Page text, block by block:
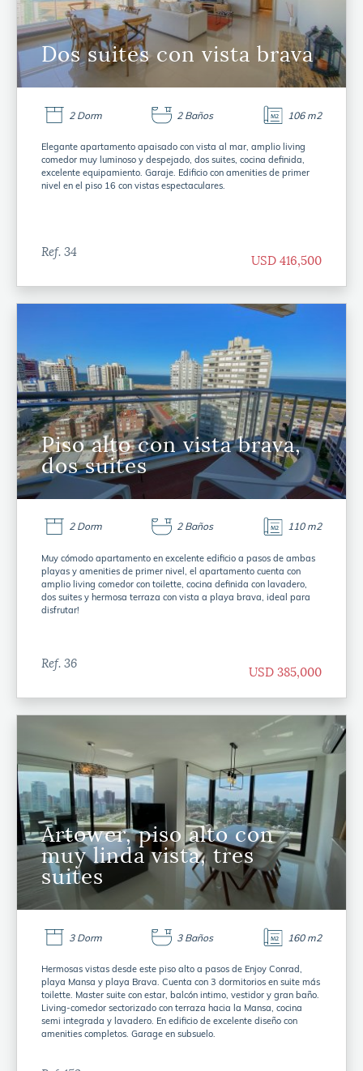
Dos suites con vista brava
2 Dorm 2 Baños 106 m2
Elegante apartamento apaisado con vista al mar, amplio living
comedor muy luminoso y despejado, dos suites, cocina definida,
excelente equipamiento. Garaje. Edificio con amenities de primer
nivel en el piso 16 con vistas espectaculares.
Ref. 34
USD 416,500
Piso alto con vista brava,
dos suites
2 Dorm 2 Baños 110 m2
Muy cómodo apartamento en excelente edificio a pasos de ambas
playas y amenities de primer nivel, el apartamento cuenta con
amplio living comedor con toilette, cocina definida con lavadero,
dos suites y hermosa terraza con vista a playa brava, ideal para
disfrutar!
Ref. 36
USD 385,000
Artower, piso alto con
muy linda vista, tres
suites
3 Dorm 3 Baños 160 m2
Hermosas vistas desde este piso alto a pasos de Enjoy Conrad,
playa Mansa y playa Brava. Cuenta con 3 dormitorios en suite más
toilette. Master suite con estar, balcón intimo, vestidor y gran baño.
Living-comedor sectorizado con terraza hacia la Mansa, cocina
semi integrada y lavadero. En edificio de excelente diseño con
amenities completos. Garage en subsuelo.